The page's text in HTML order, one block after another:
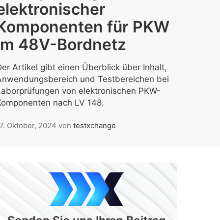
für PKW
48V-Bordnetz
Artikel gibt einen Überblick über Inhalt,
und Testbereichen bei
von elektronischen PKW-
nach LV 148.
Oktober, 2024 von testxchange